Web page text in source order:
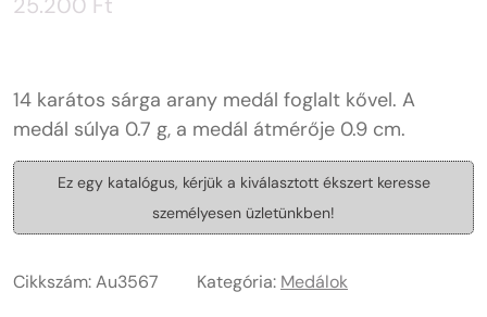
14 karátos sárga arany medál foglalt kővel. A
medál súlya 0.7 g, a medál átmérője 0.9 cm.
Ez egy katalógus, kérjük a kiválasztott ékszert keresse
személyesen üzletünkben!
Cikkszám:Au3567 Kategória: Medálok